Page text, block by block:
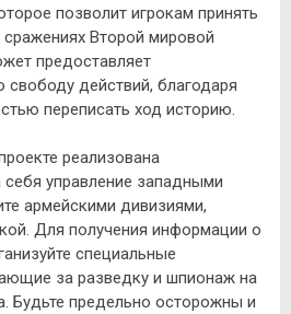
позволит игрокам принять
Второй мировой
предоставляет
свободу действий, благодаря
переписать ход историю.
реализована
управление западными
армейскими дивизиями,
Для получения информации о
специальные
за разведку и шпионаж на
Будьте предельно осторожны и